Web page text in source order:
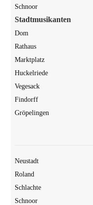
Schnoor
Stadt­mu­si­kan­ten
Dom
Rat­haus
Markt­platz
Huckel­rie­de
Vege­sack
Fin­dorff
Grö­pe­lin­gen
Neu­stadt
Roland
Schlach­te
Schnoor